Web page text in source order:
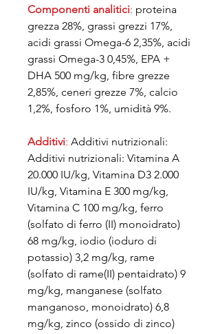
Componenti analitici: proteina
grezza 28%, grassi grezzi 17%,
acidi grassi Omega-6 2,35%, acidi
grassi Omega-3 0,45%, EPA +
DHA 500 mg/kg, fibre grezze
2,85%, ceneri grezze 7%, calcio
1,2%, fosforo 1%, umidità 9%.
Additivi: Additivi nutrizionali:
Additivi nutrizionali: Vitamina A
20.000 IU/kg, Vitamina D3 2.000
IU/kg, Vitamina E 300 mg/kg,
Vitamina C 100 mg/kg, ferro
(solfato di ferro (II) monoidrato)
68 mg/kg, iodio (ioduro di
potassio) 3,2 mg/kg, rame
(solfato di rame(II) pentaidrato) 9
mg/kg, manganese (solfato
manganoso, monoidrato) 6,8
mg/kg, zinco (ossido di zinco)